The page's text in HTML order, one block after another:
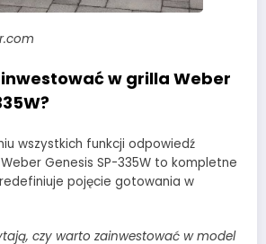
w grilla Weber
wszystkich funkcji odpowiedź
Genesis SP-335W to kompletne
pojęcie gotowania w
czy warto zainwestować w model